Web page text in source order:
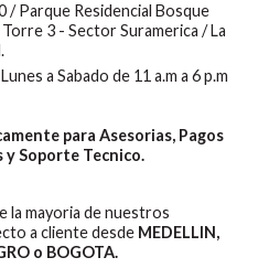
/ Parque Residencial Bosque
3 - Sector Suramerica / La
a Sabado de 11 a.m a 6 p.m
para Asesorias, Pagos
y Soporte Tecnico.
la mayoria de nuestros
a cliente desde MEDELLIN,
o BOGOTA.